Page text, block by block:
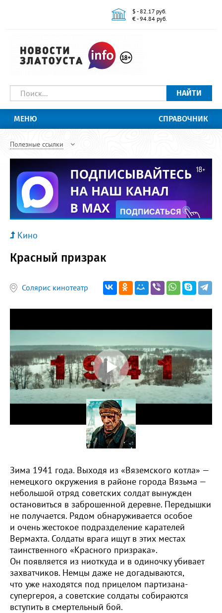
$ - 82.17 руб.
€ - 94.84 руб.
НАЙТИ
МЕНЮ СПРАВОЧНИК
Полезные ссылки
Кино
Красный призрак
Солярис кинотеатр
Зима 1941 года. Выходя из «Вяземского котла» —
немецкого окружения в районе города Вязьма —
небольшой отряд советских солдат вынужден
остановиться в заброшенной деревне. Передышки
не получается. Рядом обнаруживается особое
и очень жестокое подразделение карателей
Вермахта. Солдаты врага ищут в этих местах
таинственного «Красного призрака».
Он появляется из ниоткуда и в одиночку убивает
захватчиков. Немцы даже не догадываются,
что уже находятся под прицелом партизана-
супергероя, а советские солдаты собираются
вступить в смертельный бой.